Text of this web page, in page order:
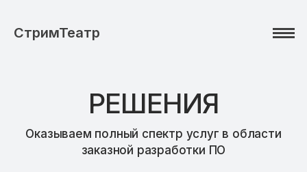
СтримТеатр
РЕШЕНИЯ
Оказываем полный спектр услуг в области
заказной разработки ПО